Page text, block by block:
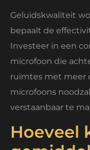
Geluidskwaliteit
bepaalt de
Investeer in een
microfoon die
ruimtes met meer
microfoons
verstaanbaar te
Hoeveel